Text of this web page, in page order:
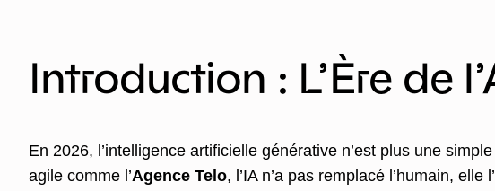
Introduction : L’Ère de
En 2026, l’intelligence artificielle générative n’est plus une
agile comme l’Agence Telo, l’IA n’a pas remplacé l’humain,